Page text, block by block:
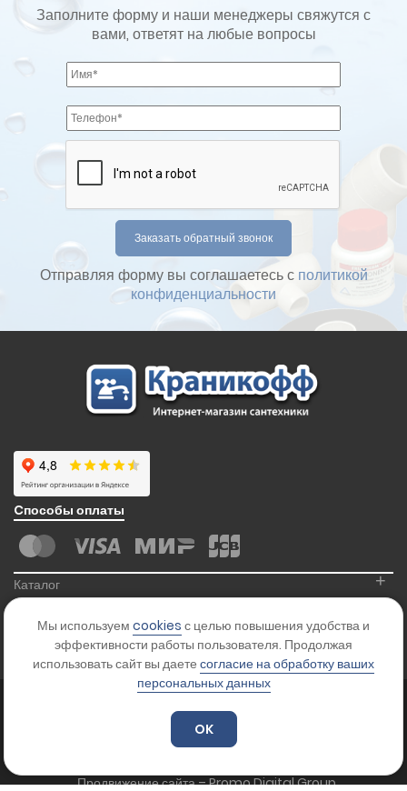
Заполните форму и наши менеджеры свяжутся с
вами, ответят на любые вопросы
Отправляя форму вы соглашаетесь с политикой
конфиденциальности
Cпособы оплаты
Каталог +
Контакты
. Все права защищены.
Цены на сайте указаны для ознакомления и не являются офертой.
Продвижение сайта – Promo Digital Group
Мы используем cookies с целью повышения удобства и
эффективности работы пользователя. Продолжая
использовать сайт вы даете согласие на обработку ваших
персональных данных
OK